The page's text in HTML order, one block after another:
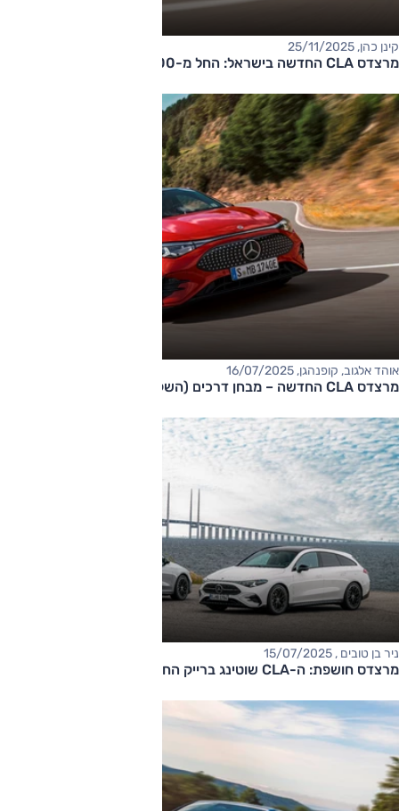
קינן כהן, 25/11/2025
מרצדס CLA החדשה בישראל: החל מ-300 אלף שקלים
אוהד אלגוב, קופנהגן, 16/07/2025
מרצדס CLA החדשה – מבחן דרכים (השקה עולמית, 250, 350)
ניר בן טובים , 15/07/2025
מרצדס חושפת: ה-CLA שוטינג ברייק החשמלית